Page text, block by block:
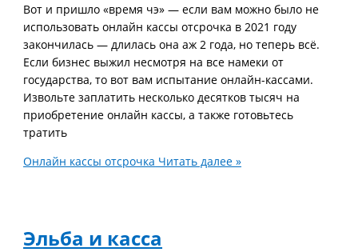
Вот и пришло «время чэ» — если вам можно было не
использовать онлайн кассы отсрочка в 2021 году
закончилась — длилась она аж 2 года, но теперь всё.
Если бизнес выжил несмотря на все намеки от
государства, то вот вам испытание онлайн-кассами.
Извольте заплатить несколько десятков тысяч на
приобретение онлайн кассы, а также готовьтесь
тратить
Онлайн кассы отсрочка Читать далее »
Эльба и касса